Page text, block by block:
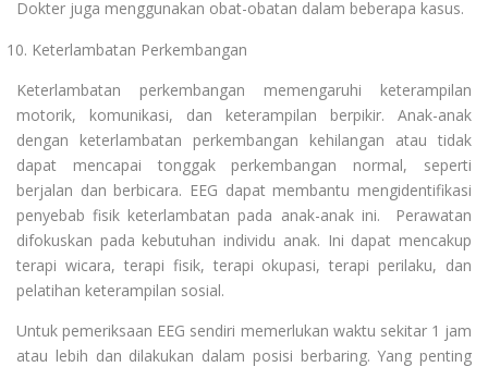
Dokter juga menggunakan obat-obatan dalam beberapa kasus.
Keterlambatan Perkembangan
Keterlambatan perkembangan memengaruhi keterampilan
motorik, komunikasi, dan keterampilan berpikir. Anak-anak
dengan keterlambatan perkembangan kehilangan atau tidak
dapat mencapai tonggak perkembangan normal, seperti
berjalan dan berbicara. EEG dapat membantu mengidentifikasi
penyebab fisik keterlambatan pada anak-anak ini. Perawatan
difokuskan pada kebutuhan individu anak. Ini dapat mencakup
terapi wicara, terapi fisik, terapi okupasi, terapi perilaku, dan
pelatihan keterampilan sosial.
Untuk pemeriksaan EEG sendiri memerlukan waktu sekitar 1 jam
atau lebih dan dilakukan dalam posisi berbaring. Yang penting